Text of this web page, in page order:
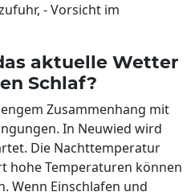
- Vorsicht im
aktuelle Wetter
Schlaf?
Zusammenhang mit
In Neuwied wird
Die Nachttemperatur
hohe Temperaturen können
Wenn Einschlafen und